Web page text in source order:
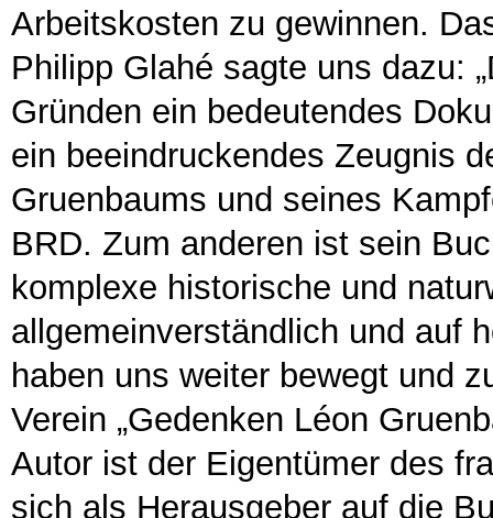
Arbeitskosten zu gewinnen.
Philipp Glahé sagte uns dazu:
Gründen ein bedeutendes
ein beeindruckendes Zeugnis
Gruenbaums und seines
BRD. Zum anderen ist sein
komplexe historische und
allgemeinverständlich und auf
haben uns weiter bewegt und
Verein „Gedenken Léon
Autor ist der Eigentümer des
sich als Herausgeber auf die